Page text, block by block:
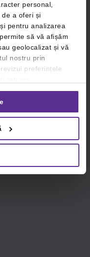
personal,
de a oferi și
pentru analizarea
să vă afișăm
geolocalizat și vă
nostru prin
preferințele
pe linkul către
Detalii